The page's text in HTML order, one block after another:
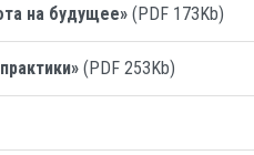
на будущее» (PDF 173Kb)
(PDF 253Kb)